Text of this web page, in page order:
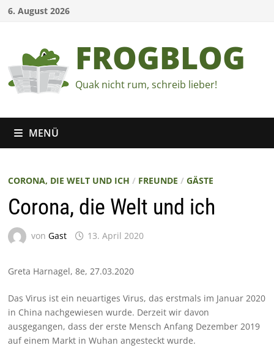
Zum6. August 2026
FROGBLOG
Quak nicht rum, schreib lieber!
MENÜ
CORONA, DIE WELT UND ICH / FREUNDE / GÄSTE
Corona, die Welt und ich
von Gast 13. April 2020
Greta Harnagel, 8e, 27.03.2020
Das Virus ist ein neuartiges Virus, das erstmals im Januar 2020
in China nachgewiesen wurde. Derzeit wir davon
ausgegangen, dass der erste Mensch Anfang Dezember 2019
auf einem Markt in Wuhan angesteckt wurde.